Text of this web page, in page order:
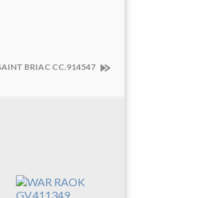
BRIAC CC.914547